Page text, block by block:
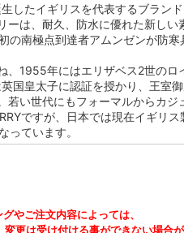
したイギリスを代表するブランド
ーは、耐久、防水に優れた新しい
の南極点到達者アムンゼンが防寒
、1955年にはエリザベス2世のロ
国皇太子に認証を授かり、王室
若い世代にもフォーマルからカジ
ですが、日本では現在イギリス
っています。
やご注文内容によっては、
更は受け付ける事ができない場合